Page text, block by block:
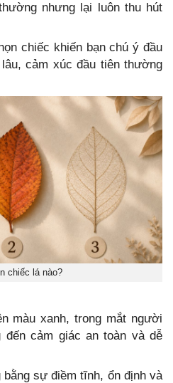
nhưng lại luôn thu hút
chiếc khiến bạn chú ý đầu
cảm xúc đầu tiên thường
chiếc lá nào?
màu xanh, trong mắt người
đến cảm giác an toàn và dễ
sự điềm tĩnh, ổn định và